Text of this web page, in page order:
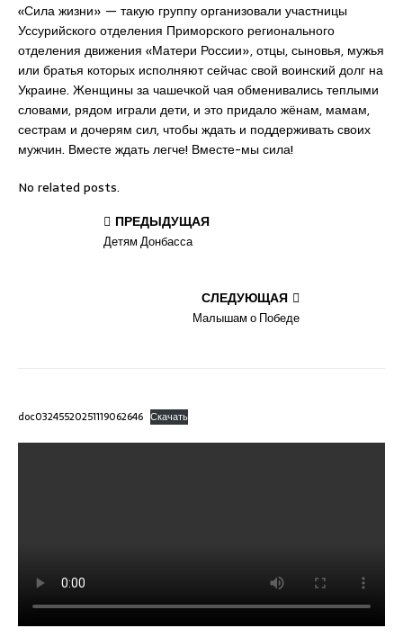
«Сила жизни» — такую группу организовали участницы
Уссурийского отделения Приморского регионального
отделения движения «Матери России», отцы, сыновья, мужья
или братья которых исполняют сейчас свой воинский долг на
Украине. Женщины за чашечкой чая обменивались теплыми
словами, рядом играли дети, и это придало жёнам, мамам,
сестрам и дочерям сил, чтобы ждать и поддерживать своих
мужчин. Вместе ждать легче! Вместе-мы сила!
No related posts.
ПРЕДЫДУЩАЯ
Детям Донбасса
СЛЕДУЮЩАЯ
Малышам о Победе
doc03245520251119062646 Скачать